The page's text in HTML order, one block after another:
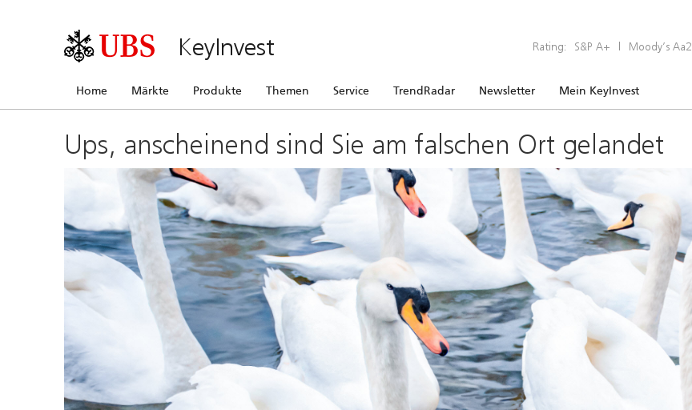
KeyInvest Rating: S&P A+ | Moody’s Aa2
Home Märkte Produkte Themen Service TrendRadar Newsletter Mein KeyInvest
Ups, anscheinend sind Sie am falschen Ort gelandet